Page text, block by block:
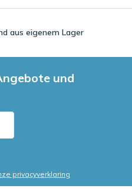
aus eigenem Lager
und
privacyverklaring